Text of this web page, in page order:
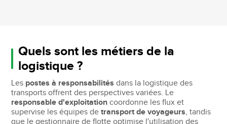
Quels sont les métiers de la
logistique ?
Les postes à responsabilités dans la logistique des
transports offrent des perspectives variées. Le
responsable d'exploitation coordonne les flux et
supervise les équipes detransport de voyageurs, tandis
que le gestionnaire de flotte optimise l'utilisation des